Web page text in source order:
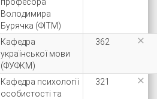
Володимира
Бурячка (ФІТМ)
Кафедра
української мови
(ФУФКМ)
362 
Кафедра психології
особистості та
321 